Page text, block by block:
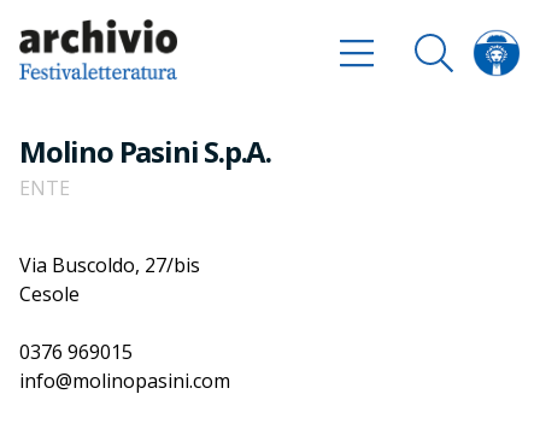
Molino Pasini S.p.A.
ENTE
Via Buscoldo, 27/bis
Cesole
0376 969015
info@molinopasini.com